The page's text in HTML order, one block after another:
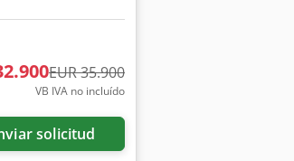
EUR 35.900
VB IVA no incluído
solicitud